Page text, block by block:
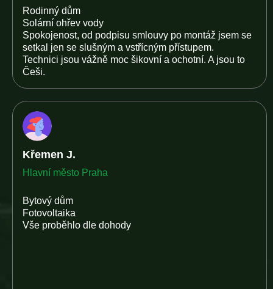
Rodinný dům
Solární ohřev vody
Spokojenost, od podpisu smlouvy po montáž jsem se
setkal jen se slušným a vstřícným přístupem.
Technici jsou vážně moc šikovní a ochotní. A jsou to
Češi.
Křemen J.
Hlavní město Praha
Bytový dům
Fotovoltaika
Vše proběhlo dle dohody